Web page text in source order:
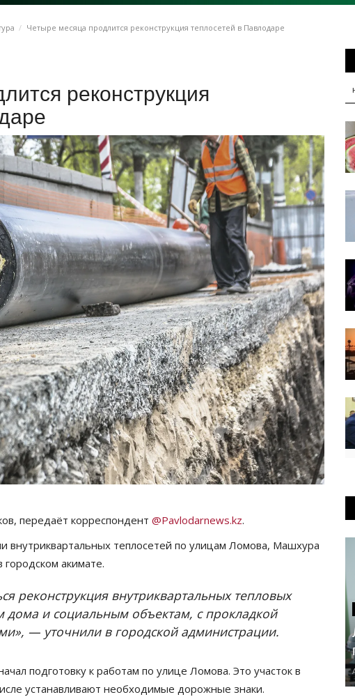
Четыре месяца продлится реконструкция теплосетей в Павлодаре
реконструкция
передаёт корреспондент @Pavlodarnews.kz.
внутриквартальных теплосетей по улицам Ломова, Машхура
акимате.
реконструкция внутриквартальных тепловых
и социальным объектам, с прокладкой
— уточнили в городской администрации.
подготовку к работам по улице Ломова. Это участок в
устанавливают необходимые дорожные знаки.